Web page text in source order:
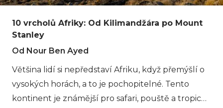
10 vrcholů Afriky: Od Kilimandžára po Mount
Stanley
Od Nour Ben Ayed
Většina lidí si nepředstaví Afriku, když přemýšlí o
vysokých horách, a to je pochopitelné. Tento
kontinent je známější pro safari, pouště a tropické